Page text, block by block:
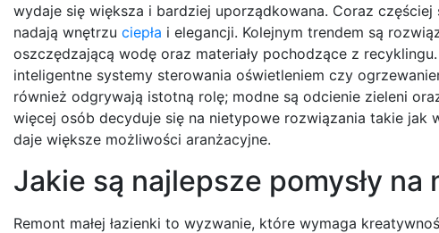
wydaje się większa i bardziej uporządkowana. Coraz
nadają wnętrzu ciepła i elegancji. Kolejnym trendem są
oszczędzającą wodę oraz materiały pochodzące z
inteligentne systemy sterowania oświetleniem czy
również odgrywają istotną rolę; modne są odcienie zieleni
więcej osób decyduje się na nietypowe rozwiązania takie
daje większe możliwości aranżacyjne.
Jakie są najlepsze pomysły na
Remont małej łazienki to wyzwanie, które wymaga